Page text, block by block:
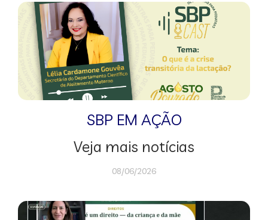
SBP EM AÇÃO
Veja mais notícias
08/06/2026